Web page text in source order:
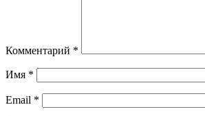
Комментарий *
Имя *
Email *